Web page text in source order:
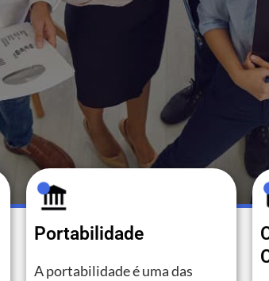
Portabilidade
A portabilidade é uma das